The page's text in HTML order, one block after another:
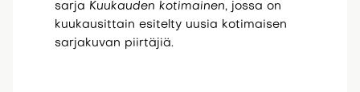
sarja Kuukauden kotimainen, jossa on
kuukausittain esitelty uusia kotimaisen
sarjakuvan piirtäjiä.